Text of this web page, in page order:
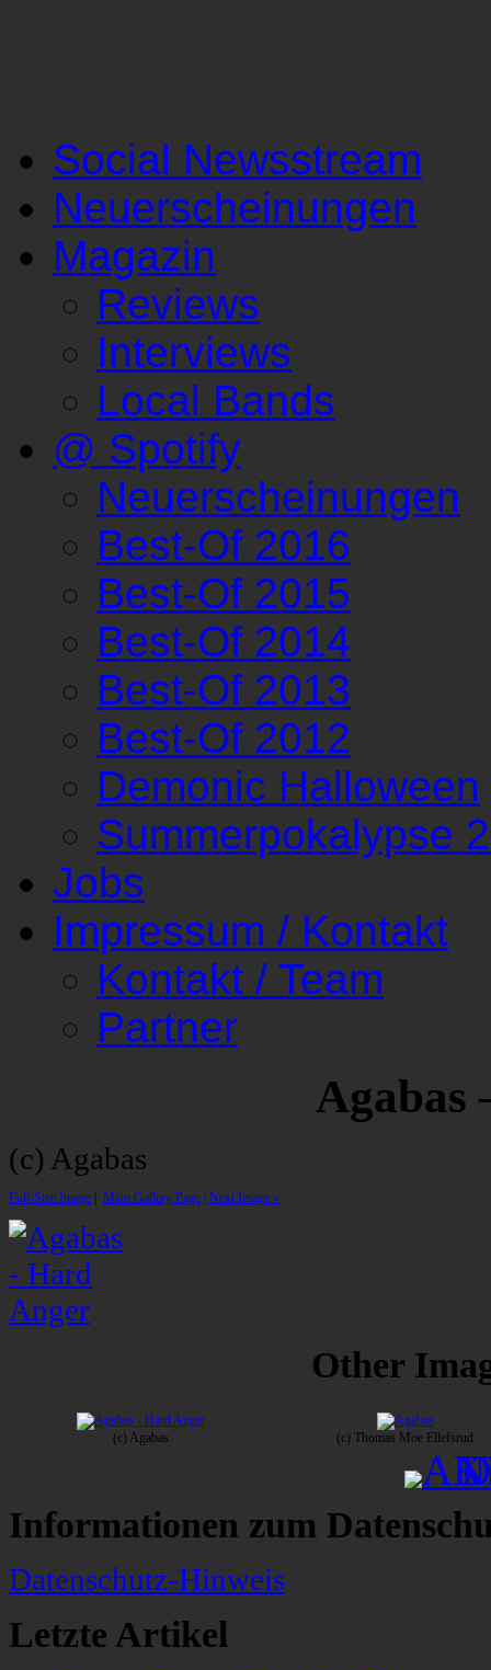
Social Newsstream
Neuerscheinungen
Magazin
Reviews
Interviews
Local Bands
@ Spotify
Neuerscheinungen
Best-Of 2016
Best-Of 2015
Best-Of 2014
Best-Of 2013
Best-Of 2012
Demonic Halloween
Summerpokalypse
Jobs
Impressum / Kontakt
Kontakt / Team
Partner
Agabas
(c) Agabas
Full-Size Image Main Gallery Page | Next Image »
Other
(c) Agabas (c) Thomas Moe Ellefsrud
Informationen zum
Datenschutz-Hinweis
Letzte Artikel